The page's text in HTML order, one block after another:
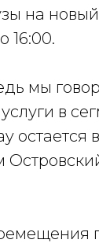
на
16:00.
мы
в